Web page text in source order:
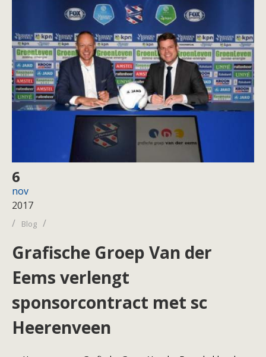
6
nov
2017
/
Blog /
Grafische Groep Van der
Eems verlengt
sponsorcontract met sc
Heerenveen